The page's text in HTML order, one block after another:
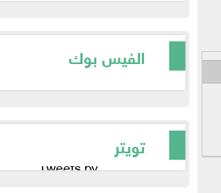
الفيس بوك
تويتر
Tweets by